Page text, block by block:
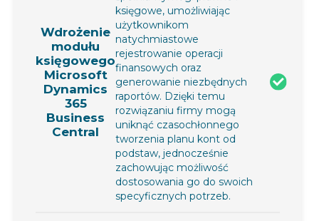
Wdrożenie
modułu
księgowego
Microsoft
Dynamics
365
Business
Central
księgowe, umożliwiając
użytkownikom
natychmiastowe
rejestrowanie operacji
finansowych oraz
generowanie niezbędnych
raportów. Dzięki temu
rozwiązaniu firmy mogą
uniknąć czasochłonnego
tworzenia planu kont od
podstaw, jednocześnie
zachowując możliwość
dostosowania go do swoich
specyficznych potrzeb.